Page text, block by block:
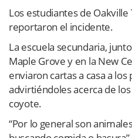
Los estudiantes de Oakville
reportaron el incidente.
La escuela secundaria,
Maple Grove y en la New
enviaron cartas a casa a
advirtiéndoles acerca de
coyote.
“Por lo general son